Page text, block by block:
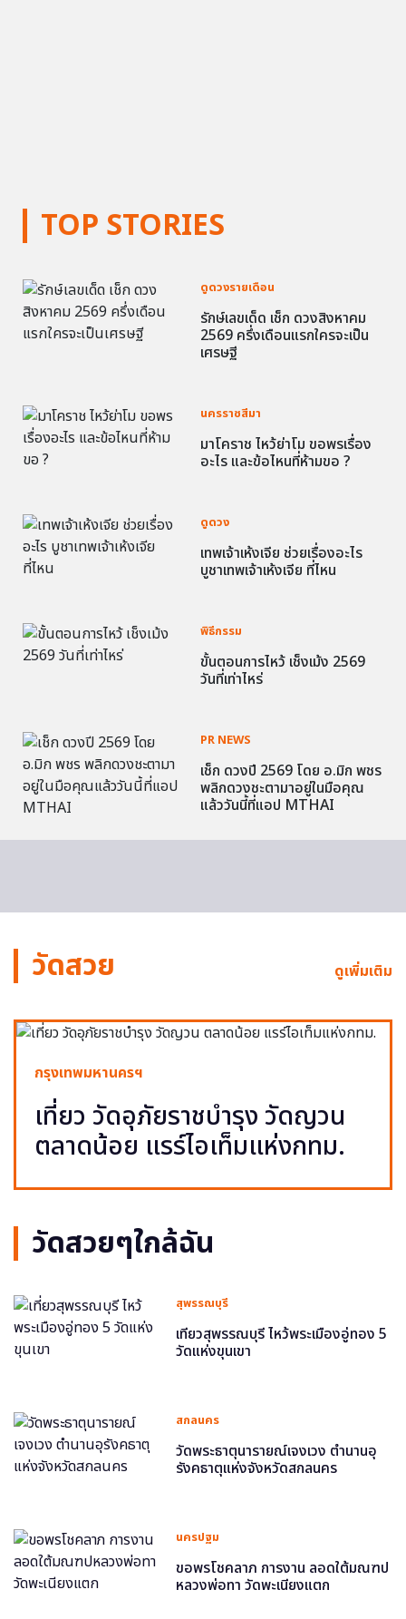
TOP STORIES
ดูดวงรายเดือน
รักษ์เลขเด็ด เช็ก ดวงสิงหาคม
2569 ครึ่งเดือนแรกใครจะเป็น
เศรษฐี
นครราชสีมา
มาโคราช ไหว้ย่าโม ขอพรเรื่อง
อะไร และข้อไหนที่ห้ามขอ ?
ดูดวง
เทพเจ้าเห้งเจีย ช่วยเรื่องอะไร
บูชาเทพเจ้าเห้งเจีย ที่ไหน
พิธีกรรม
ขั้นตอนการไหว้ เช็งเม้ง 2569
วันที่เท่าไหร่
PR NEWS
เช็ก ดวงปี 2569 โดย อ.มิก พชร
พลิกดวงชะตามาอยู่ในมือคุณ
แล้ววันนี้ที่แอป MTHAI
วัดสวย ดูเพิ่มเติม
กรุงเทพมหานครฯ
เที่ยว วัดอุภัยราชบำรุง วัดญวน
ตลาดน้อย แรร์ไอเท็มแห่งกทม.
วัดสวยๆใกล้ฉัน
สุพรรณบุรี
เที่ยวสุพรรณบุรี ไหว้พระเมืองอู่ทอง 5
วัดแห่งขุนเขา
สกลนคร
วัดพระธาตุนารายณ์เจงเวง ตำนานอุ
รังคธาตุแห่งจังหวัดสกลนคร
นครปฐม
ขอพรโชคลาภ การงาน ลอดใต้มณฑป
หลวงพ่อทา วัดพะเนียงแตก